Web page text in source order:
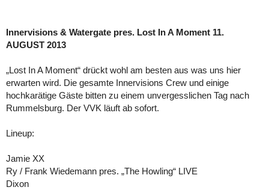
Innervisions & Watergate pres. Lost In A Moment 11.
AUGUST 2013
„Lost In A Moment“ drückt wohl am besten aus was uns hier
erwarten wird. Die gesamte Innervisions Crew und einige
hochkarätige Gäste bitten zu einem unvergesslichen Tag nach
Rummelsburg. Der VVK läuft ab sofort.
Lineup:
Jamie XX
Ry / Frank Wiedemann pres. „The Howling“ LIVE
Dixon